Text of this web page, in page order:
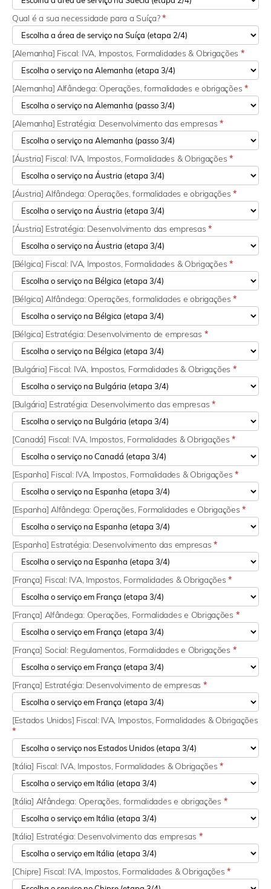
Qual é a sua necessidade para a Suíça?*
[Alemanha] Fiscal: IVA, Impostos, Formalidades & Obrigações *
[Alemanha] Alfândega: Operações, formalidades e obrigações*
[Alemanha] Estratégia: Desenvolvimento das empresas *
[Áustria] Fiscal: IVA, Impostos, Formalidades & Obrigações*
[Áustria] Alfândega: Operações, formalidades e obrigações*
[Áustria] Estratégia: Desenvolvimento das empresas*
[Bélgica] Fiscal: IVA, Impostos, Formalidades & Obrigações*
[Bélgica] Alfândega: Operações, formalidades e obrigações*
[Bélgica] Estratégia: Desenvolvimento de empresas *
[Bulgária] Fiscal: IVA, Impostos, Formalidades & Obrigações *
[Bulgária] Estratégia: Desenvolvimento das empresas *
[Canadá] Fiscal: IVA, Impostos, Formalidades & Obrigações*
[Espanha] Fiscal: IVA, Impostos, Formalidades & Obrigações*
[Espanha] Alfândega: Operações, Formalidades e Obrigações*
[Espanha] Estratégia: Desenvolvimento das empresas*
[França] Fiscal: IVA, Impostos, Formalidades & Obrigações*
[França] Alfândega: Operações, Formalidades e Obrigações *
[França] Social: Regulamentos, Formalidades e Obrigações *
[França] Estratégia: Desenvolvimento de empresas *
[Estados Unidos] Fiscal: IVA, Impostos, Formalidades & Obrigações
*
[Itália] Fiscal: IVA, Impostos, Formalidades & Obrigações*
[Itália] Alfândega: Operações, formalidades e obrigações *
[Itália] Estratégia: Desenvolvimento das empresas *
[Chipre] Fiscal: IVA, Impostos, Formalidades & Obrigações*